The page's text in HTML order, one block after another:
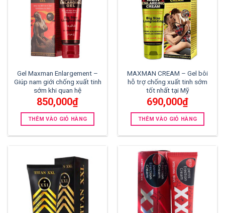
Gel Maxman Enlargement –
Giúp nam giới chống xuất tinh
sớm khi quan hệ
850,000₫
THÊM VÀO GIỎ HÀNG
MAXMAN CREAM – Gel bôi
hỗ trợ chống xuất tinh sớm
tốt nhất tại Mỹ
690,000₫
THÊM VÀO GIỎ HÀNG